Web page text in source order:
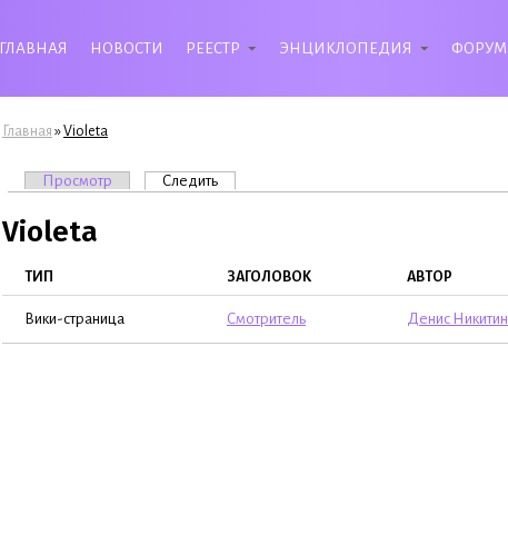
ГЛАВНАЯ НОВОСТИ РЕЕСТР ЭНЦИКЛОПЕДИЯ ФОРУМ
Вы здесь
Главная »Violeta
Главные вкладки
Просмотр Следить(активная вкладка)
Violeta
ТИП ЗАГОЛОВОК АВТОР
Вики-страница Смотритель Денис Никитин